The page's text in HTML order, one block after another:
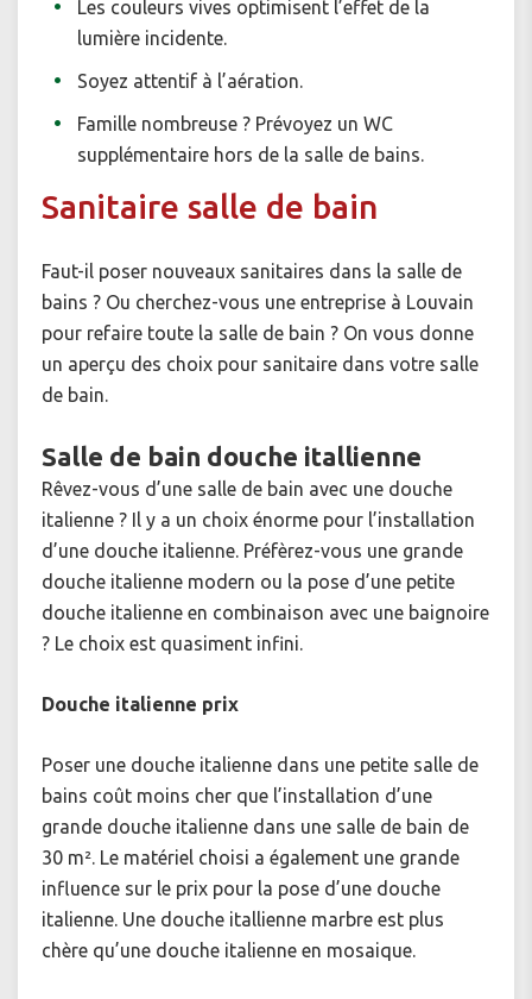
Les couleurs vives optimisent l’effet de la
lumière incidente.
Soyez attentif à l’aération.
Famille nombreuse ? Prévoyez un WC
supplémentaire hors de la salle de bains.
Sanitaire salle de bain
Faut-il poser nouveaux sanitaires dans la salle de
bains ? Ou cherchez-vous une entreprise à Louvain
pour refaire toute la salle de bain ? On vous donne
un aperçu des choix pour sanitaire dans votre salle
de bain.
Salle de bain douche itallienne
Rêvez-vous d’une salle de bain avec une douche
italienne ? Il y a un choix énorme pour l’installation
d’une douche italienne. Préfèrez-vous une grande
douche italienne modern ou la pose d’une petite
douche italienne en combinaison avec une baignoire
? Le choix est quasiment infini.
Douche italienne prix
Poser une douche italienne dans une petite salle de
bains coût moins cher que l’installation d’une
grande douche italienne dans une salle de bain de
30 m². Le matériel choisi a également une grande
influence sur le prix pour la pose d’une douche
italienne. Une douche itallienne marbre est plus
chère qu’une douche italienne en mosaique.